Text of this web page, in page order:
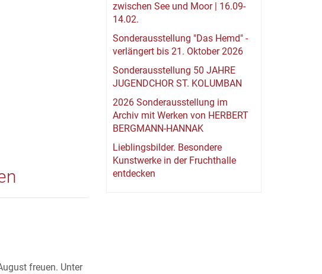
freuen. Unter
zwischen See und Moor | 16.09-
14.02.
Sonderausstellung "Das Hemd" -
verlängert bis 21. Oktober 2026
Sonderausstellung 50 JAHRE
JUGENDCHOR ST. KOLUMBAN
2026 Sonderausstellung im
Archiv mit Werken von HERBERT
BERGMANN-HANNAK
Lieblingsbilder. Besondere
Kunstwerke in der Fruchthalle
entdecken